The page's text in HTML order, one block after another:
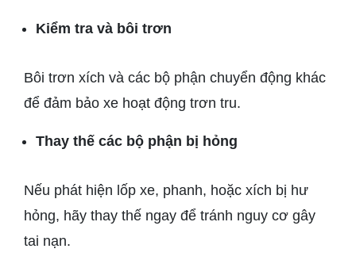
Kiểm tra và bôi trơn
Bôi trơn xích và các bộ phận chuyển động khác
để đảm bảo xe hoạt động trơn tru.
Thay thế các bộ phận bị hỏng
Nếu phát hiện lốp xe, phanh, hoặc xích bị hư
hỏng, hãy thay thế ngay để tránh nguy cơ gây
tai nạn.